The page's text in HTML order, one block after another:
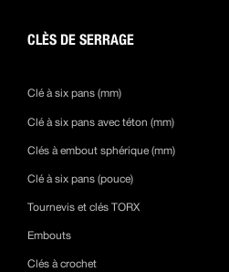
CLÈS DE SERRAGE
Clé à six pans (mm)
Clé à six pans avec téton (mm)
Clés à embout sphérique (mm)
Clé à six pans (pouce)
Tournevis et clés TORX
Embouts
Clés à crochet